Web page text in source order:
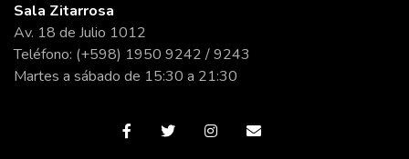
Sala Zitarrosa
Av. 18 de Julio 1012
Teléfono: (+598) 1950 9242 / 9243
Martes a sábado de 15:30 a 21:30